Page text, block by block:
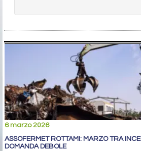
6 marzo 2026
ASSOFERMET ROTTAMI: MARZO TRA
DOMANDA DEBOLE